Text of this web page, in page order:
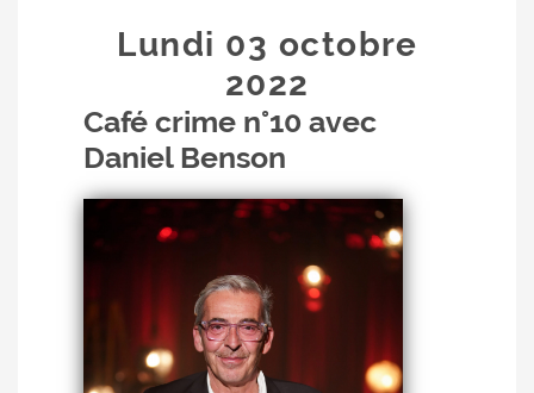
Lundi 03 octobre
2022
Café crime n°10 avec
Daniel Benson